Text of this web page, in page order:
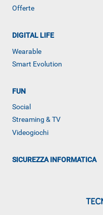
Offerte
DIGITAL LIFE
Wearable
Smart Evolution
FUN
Social
Streaming & TV
Videogiochi
SICUREZZA INFORMATICA